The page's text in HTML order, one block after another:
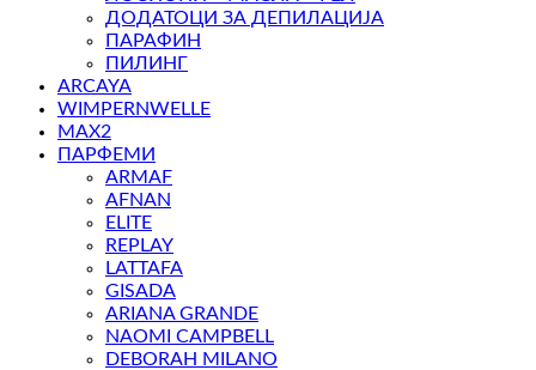
ДОДАТОЦИ ЗА ДЕПИЛАЦИЈА
ПАРАФИН
ПИЛИНГ
ARCAYA
WIMPERNWELLE
MAX2
ПАРФЕМИ
ARMAF
AFNAN
ELITE
REPLAY
LATTAFA
GISADA
ARIANA GRANDE
NAOMI CAMPBELL
DEBORAH MILANO